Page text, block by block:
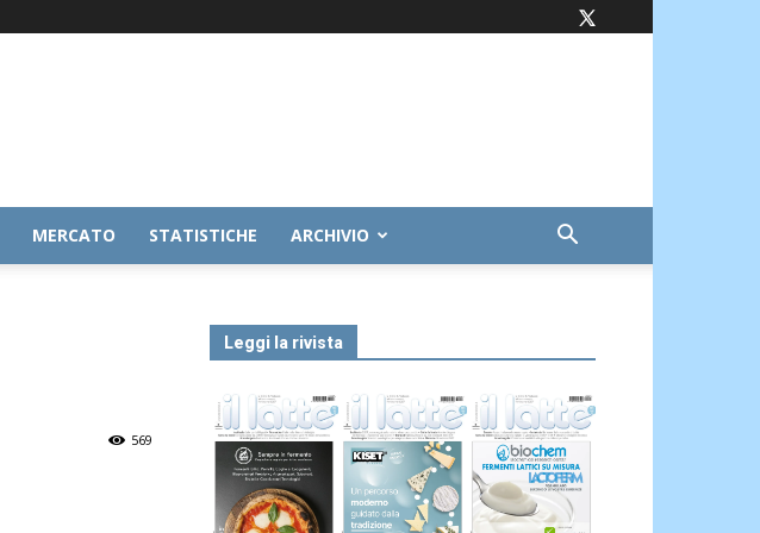
MERCATO STATISTICHE ARCHIVIO
569
Leggi la rivista